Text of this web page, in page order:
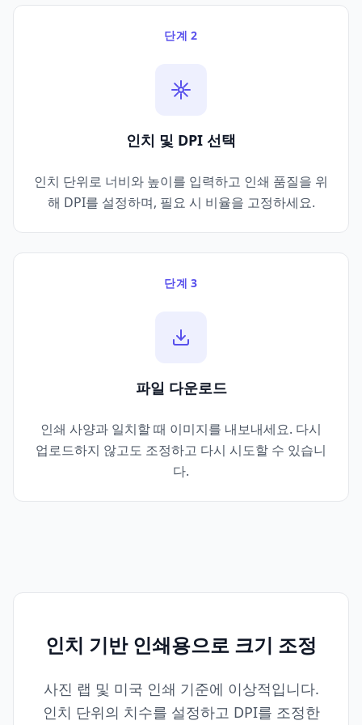
단계 2
인치 및 DPI 선택
인치 단위로 너비와 높이를 입력하고 인쇄 품질을 위
해 DPI를 설정하며, 필요 시 비율을 고정하세요.
단계 3
파일 다운로드
인쇄 사양과 일치할 때 이미지를 내보내세요. 다시
업로드하지 않고도 조정하고 다시 시도할 수 있습니
다.
인치 기반 인쇄용으로 크기 조정
사진 랩 및 미국 인쇄 기준에 이상적입니다.
인치 단위의 치수를 설정하고 DPI를 조정한